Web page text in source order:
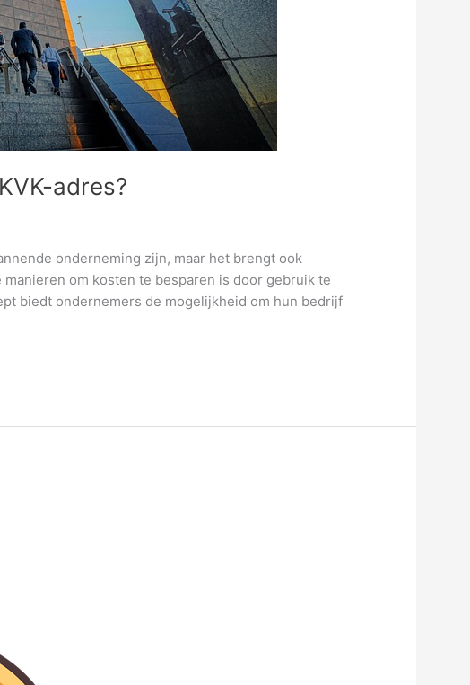
adres?
onderneming zijn, maar het brengt ook
om kosten te besparen is door gebruik te
biedt ondernemers de mogelijkheid om hun bedrijf